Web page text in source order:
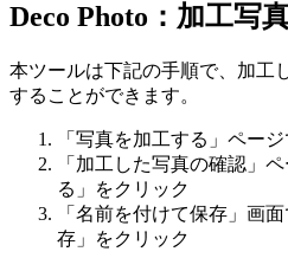
Deco Photo：加工写
本ツールは下記の手順で、加工
することができます。
「写真を加工する」ペー
「加工した写真の確認」
る」をクリック
「名前を付けて保存」画
存」をクリック